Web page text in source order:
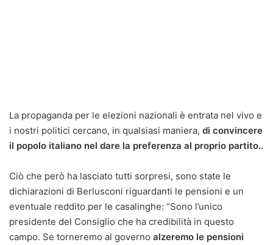
La propaganda per le elezioni nazionali è entrata nel vivo e
i nostri politici cercano, in qualsiasi maniera, di convincere
il popolo italiano nel dare la preferenza al proprio partito..
Ciò che però ha lasciato tutti sorpresi, sono state le
dichiarazioni di Berlusconi riguardanti le pensioni e un
eventuale reddito per le casalinghe: “Sono l’unico
presidente del Consiglio che ha credibilità in questo
campo. Se torneremo al governo alzeremo le pensioni